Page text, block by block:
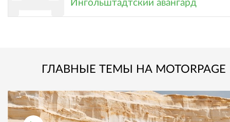
Ингольштадтский авангард
ГЛАВНЫЕ ТЕМЫ НА MOTORPAGE